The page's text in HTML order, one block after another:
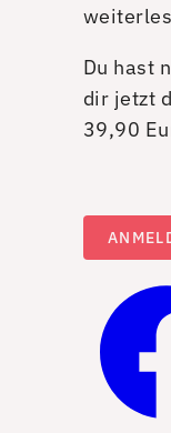
Du hast
dir jetzt
39,90